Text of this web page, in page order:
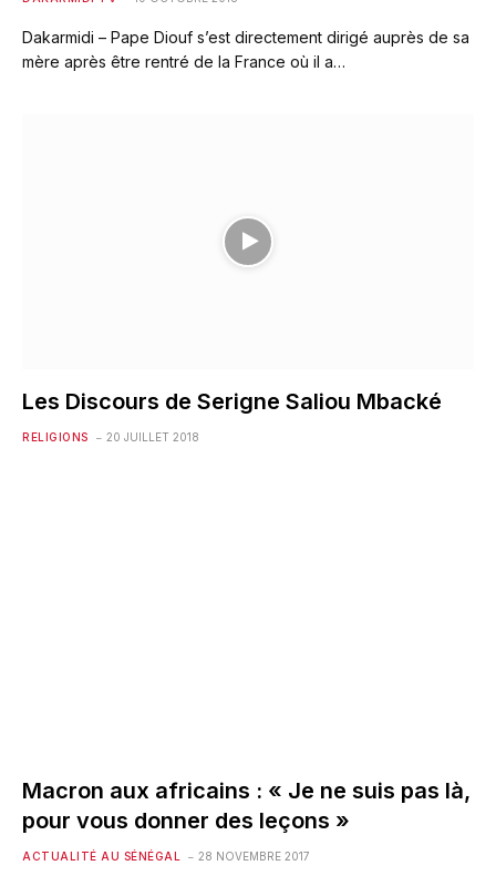
Dakarmidi – Pape Diouf s’est directement dirigé auprès de sa
mère après être rentré de la France où il a…
Les Discours de Serigne Saliou Mbacké
RELIGIONS 20 JUILLET 2018
Macron aux africains : « Je ne suis pas là,
pour vous donner des leçons »
ACTUALITÉ AU SÉNÉGAL 28 NOVEMBRE 2017